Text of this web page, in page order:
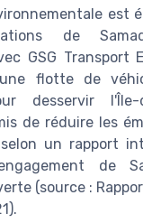
est
de
GSG Transport
flotte de
desservir l'Île-
de réduire les
un rapport
de
(source :